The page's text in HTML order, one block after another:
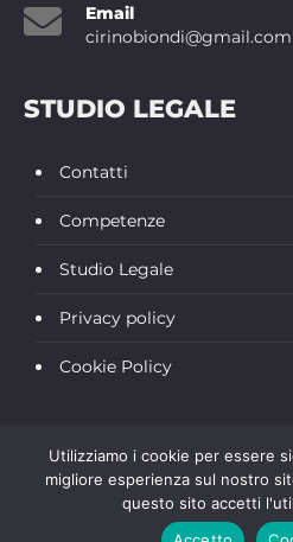
Email
cirinobiondi@gmail.com
STUDIO LEGALE
Contatti
Competenze
Studio Legale
Privacy policy
Cookie Policy
P.I: 04396870877 | Cookie Policy |
Utilizziamo i cookie per essere
migliore esperienza sul nostro
questo sito accetti